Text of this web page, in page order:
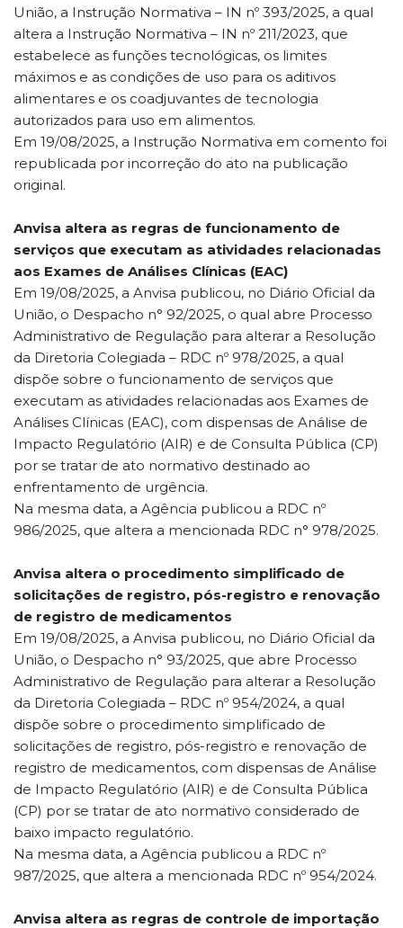
União, a Instrução Normativa – IN nº 393/2025, a qual
altera a Instrução Normativa – IN nº 211/2023, que
estabelece as funções tecnológicas, os limites
máximos e as condições de uso para os aditivos
alimentares e os coadjuvantes de tecnologia
autorizados para uso em alimentos.
Em 19/08/2025, a Instrução Normativa em comento foi
republicada por incorreção do ato na publicação
original.
Anvisa altera as regras de funcionamento de
serviços que executam as atividades relacionadas
aos Exames de Análises Clínicas (EAC)
Em 19/08/2025, a Anvisa publicou, no Diário Oficial da
União, o Despacho n° 92/2025, o qual abre Processo
Administrativo de Regulação para alterar a Resolução
da Diretoria Colegiada – RDC nº 978/2025, a qual
dispõe sobre o funcionamento de serviços que
executam as atividades relacionadas aos Exames de
Análises Clínicas (EAC), com dispensas de Análise de
Impacto Regulatório (AIR) e de Consulta Pública (CP)
por se tratar de ato normativo destinado ao
enfrentamento de urgência.
Na mesma data, a Agência publicou a RDC nº
986/2025, que altera a mencionada RDC n° 978/2025.
Anvisa altera o procedimento simplificado de
solicitações de registro, pós-registro e renovação
de registro de medicamentos
Em 19/08/2025, a Anvisa publicou, no Diário Oficial da
União, o Despacho n° 93/2025, que abre Processo
Administrativo de Regulação para alterar a Resolução
da Diretoria Colegiada – RDC nº 954/2024, a qual
dispõe sobre o procedimento simplificado de
solicitações de registro, pós-registro e renovação de
registro de medicamentos, com dispensas de Análise
de Impacto Regulatório (AIR) e de Consulta Pública
(CP) por se tratar de ato normativo considerado de
baixo impacto regulatório.
Na mesma data, a Agência publicou a RDC nº
987/2025, que altera a mencionada RDC nº 954/2024.
Anvisa altera as regras de controle de importação